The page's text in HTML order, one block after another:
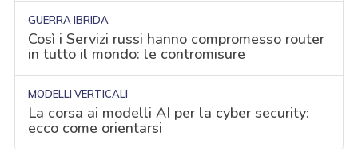
GUERRA IBRIDA
Così i Servizi russi hanno compromesso router
in tutto il mondo: le contromisure
MODELLI VERTICALI
La corsa ai modelli AI per la cyber security:
ecco come orientarsi